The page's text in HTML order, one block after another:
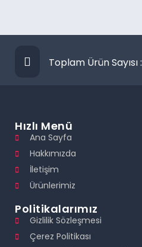
Toplam Ürün Sayısı :
Hızlı Menü
Ana Sayfa
Hakkımızda
İletişim
Ürünlerimiz
Politikalarımız
Gizlilik Sözleşmesi
Çerez Politikası